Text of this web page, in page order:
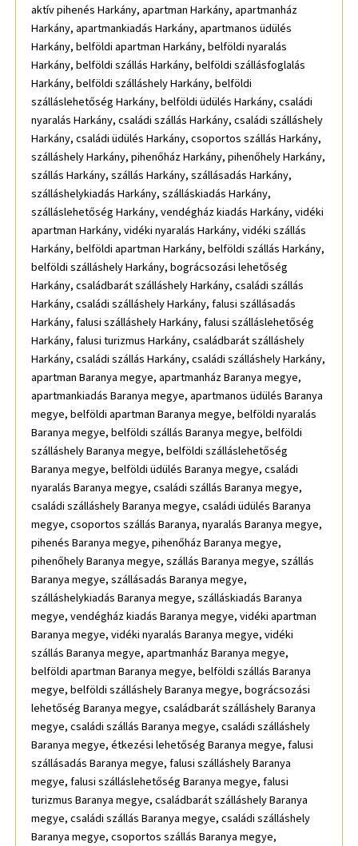
aktív pihenés Harkány, apartman Harkány, apartmanház
Harkány, apartmankiadás Harkány, apartmanos üdülés
Harkány, belföldi apartman Harkány, belföldi nyaralás
Harkány, belföldi szállás Harkány, belföldi szállásfoglalás
Harkány, belföldi szálláshely Harkány, belföldi
szálláslehetőség Harkány, belföldi üdülés Harkány, családi
nyaralás Harkány, családi szállás Harkány, családi szálláshely
Harkány, családi üdülés Harkány, csoportos szállás Harkány,
szálláshely Harkány, pihenőház Harkány, pihenőhely Harkány,
szállás Harkány, szállás Harkány, szállásadás Harkány,
szálláshelykiadás Harkány, szálláskiadás Harkány,
szálláslehetőség Harkány, vendégház kiadás Harkány, vidéki
apartman Harkány, vidéki nyaralás Harkány, vidéki szállás
Harkány, belföldi apartman Harkány, belföldi szállás Harkány,
belföldi szálláshely Harkány, bográcsozási lehetőség
Harkány, családbarát szálláshely Harkány, családi szállás
Harkány, családi szálláshely Harkány, falusi szállásadás
Harkány, falusi szálláshely Harkány, falusi szálláslehetőség
Harkány, falusi turizmus Harkány, családbarát szálláshely
Harkány, családi szállás Harkány, családi szálláshely Harkány,
apartman Baranya megye, apartmanház Baranya megye,
apartmankiadás Baranya megye, apartmanos üdülés Baranya
megye, belföldi apartman Baranya megye, belföldi nyaralás
Baranya megye, belföldi szállás Baranya megye, belföldi
szálláshely Baranya megye, belföldi szálláslehetőség
Baranya megye, belföldi üdülés Baranya megye, családi
nyaralás Baranya megye, családi szállás Baranya megye,
családi szálláshely Baranya megye, családi üdülés Baranya
megye, csoportos szállás Baranya, nyaralás Baranya megye,
pihenés Baranya megye, pihenőház Baranya megye,
pihenőhely Baranya megye, szállás Baranya megye, szállás
Baranya megye, szállásadás Baranya megye,
szálláshelykiadás Baranya megye, szálláskiadás Baranya
megye, vendégház kiadás Baranya megye, vidéki apartman
Baranya megye, vidéki nyaralás Baranya megye, vidéki
szállás Baranya megye, apartmanház Baranya megye,
belföldi apartman Baranya megye, belföldi szállás Baranya
megye, belföldi szálláshely Baranya megye, bográcsozási
lehetőség Baranya megye, családbarát szálláshely Baranya
megye, családi szállás Baranya megye, családi szálláshely
Baranya megye, étkezési lehetőség Baranya megye, falusi
szállásadás Baranya megye, falusi szálláshely Baranya
megye, falusi szálláslehetőség Baranya megye, falusi
turizmus Baranya megye, családbarát szálláshely Baranya
megye, családi szállás Baranya megye, családi szálláshely
Baranya megye, csoportos szállás Baranya megye,